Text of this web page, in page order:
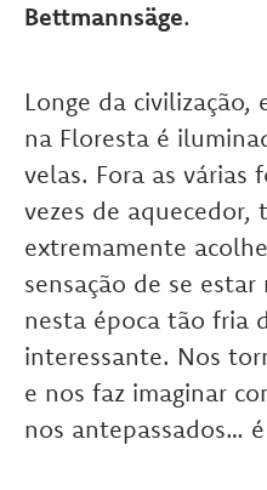
Bettmannsäge.
Longe da
na Floresta é
velas. Fora as várias
vezes de
extremamente
sensação de se
nesta época tão fria
interessante. Nos
e nos faz imaginar
nos antepassados…